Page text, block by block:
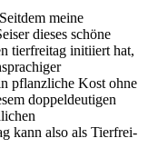
meine
dieses schöne
tierfreitag initiiert hat,
pflanzliche Kost ohne
doppeldeutigen
kann also als Tierfrei-